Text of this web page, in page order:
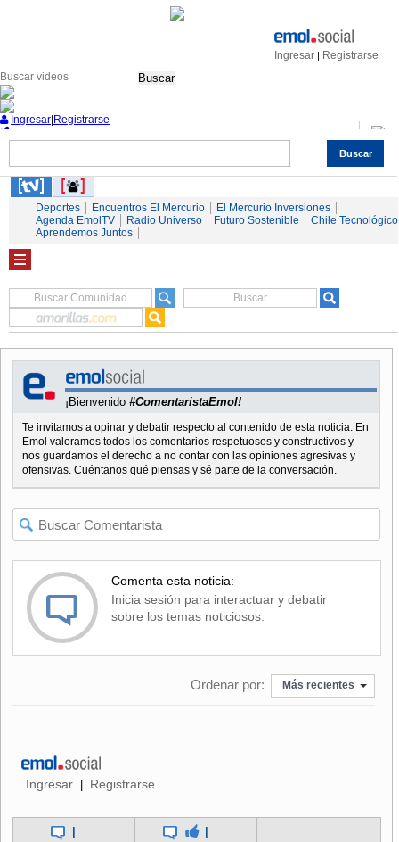
Ingresar | Registrarse
Buscar
Buscar
Ingresar Registrarse
Servicios
Deportes Encuentros El Mercurio
El Mercurio Inversiones
Agenda EmolTV
Radio Universo Futuro Sostenible
Chile Tecnológico
Aprendemos Juntos
¡Bienvenido #ComentaristaEmol!
Te invitamos a opinar y debatir respecto al contenido de esta noticia. En
Emol valoramos todos los comentarios respetuosos y constructivos y
nos guardamos el derecho a no contar con las opiniones agresivas y
ofensivas. Cuéntanos qué piensas y sé parte de la conversación.
Comenta esta noticia:
Inicia sesión para interactuar y debatir
sobre los temas noticiosos.
Ordenar por: Más recientes
Ingresar | Registrarse
| |